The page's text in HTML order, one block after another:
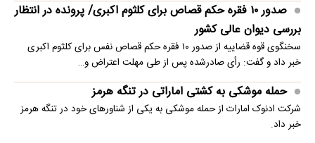
صدور ۱۰ فقره حکم قصاص برای کلثوم اکبری/ پرونده در انتظار
بررسی دیوان عالی کشور
سخنگوی قوه قضاییه از صدور ۱۰ فقره حکم قصاص نفس برای کلثوم اکبری
خبر داد و گفت: رأی صادرشده پس از طی مهلت اعتراض و…
حمله موشکی به کشتی اماراتی در تنگه هرمز
شرکت ادنوک امارات از حمله موشکی به یکی از شناورهای خود در تنگه هرمز
خبر داد.